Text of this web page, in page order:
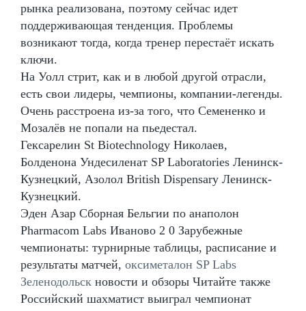
рынка реализована, поэтому сейчас идет
поддерживающая тенденция. Проблемы
возникают тогда, когда тренер перестаёт искать
ключи.
На Уолл стрит, как и в любой другой отрасли,
есть свои лидеры, чемпионы, компании-легенды.
Очень расстроена из-за того, что Семененко и
Мозалёв не попали на пьедестал.
Гексарелин St Biotechnology Николаев,
Болденона Ундесиленат SP Laboratories Ленинск-
Кузнецкий, Азолол British Dispensary Ленинск-
Кузнецкий.
Эден Азар Сборная Бельгии по анаполон
Pharmacom Labs Иваново 2 0 Зарубежные
чемпионаты: турнирные таблицы, расписание и
результаты матчей, оксиметалон SP Labs
Зеленодольск новости и обзоры Читайте также
Российский шахматист выиграл чемпионат